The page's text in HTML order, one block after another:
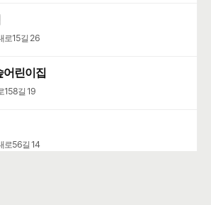
로15길 26
어린이집
158길 19
로56길 14